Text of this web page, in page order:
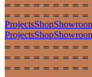
ProjectsShop
ProjectsShop